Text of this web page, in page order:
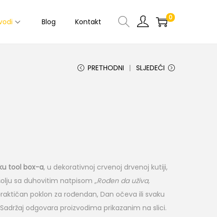
Blog Kontakt 0
PRETHODNI SLJEDEĆI
tool box-a, u dekorativnoj crvenoj drvenoj kutiji,
sa duhovitim natpisom „Rođen da uživa,
poklon za rođendan, Dan očeva ili svaku
odgovara proizvodima prikazanim na slici.